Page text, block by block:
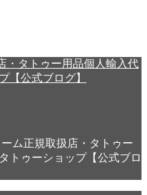
ム正規取扱店・タトゥー
トゥーショップ【公式ブロ